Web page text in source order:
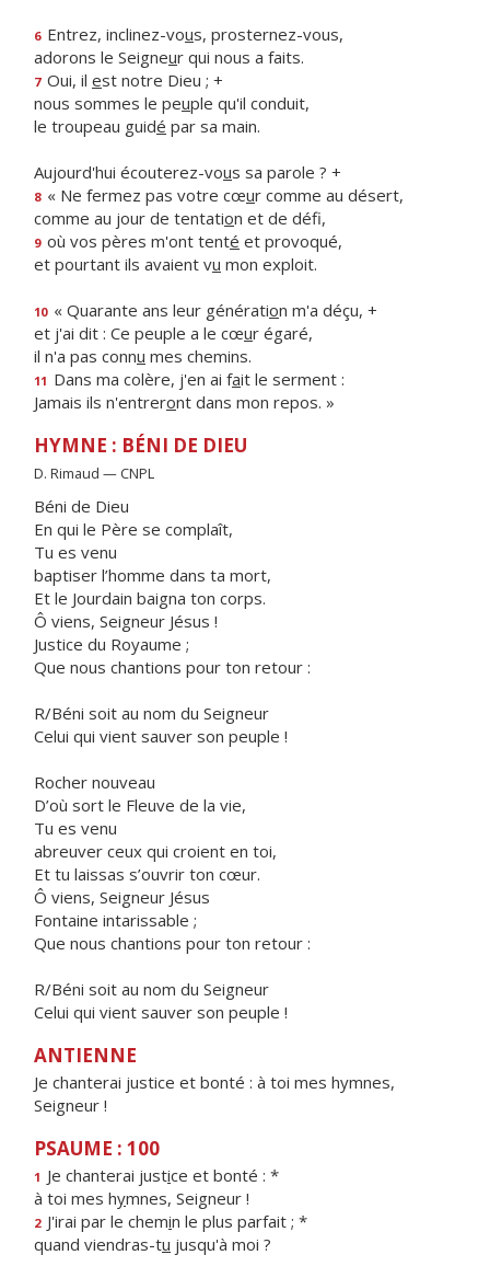
6 Entrez, inclinez-vous, prosternez-vous,
adorons le Seigneur qui nous a faits.
7 Oui, il est notre Dieu ; +
nous sommes le peuple qu'il conduit,
le troupeau guidé par sa main.
Aujourd'hui écouterez-vous sa parole ? +
8 « Ne fermez pas votre cœur comme au désert,
comme au jour de tentation et de défi,
9 où vos pères m'ont tenté et provoqué,
et pourtant ils avaient vu mon exploit.
10 « Quarante ans leur génération m'a déçu, +
et j'ai dit : Ce peuple a le cœur égaré,
il n'a pas connu mes chemins.
11 Dans ma colère, j'en ai fait le serment :
Jamais ils n'entreront dans mon repos. »
HYMNE : BÉNI DE DIEU
D. Rimaud — CNPL
Béni de Dieu
En qui le Père se complaît,
Tu es venu
baptiser l’homme dans ta mort,
Et le Jourdain baigna ton corps.
Ô viens, Seigneur Jésus !
Justice du Royaume ;
Que nous chantions pour ton retour :
R/Béni soit au nom du Seigneur
Celui qui vient sauver son peuple !
Rocher nouveau
D’où sort le Fleuve de la vie,
Tu es venu
abreuver ceux qui croient en toi,
Et tu laissas s’ouvrir ton cœur.
Ô viens, Seigneur Jésus
Fontaine intarissable ;
Que nous chantions pour ton retour :
R/Béni soit au nom du Seigneur
Celui qui vient sauver son peuple !
ANTIENNE
Je chanterai justice et bonté : à toi mes hymnes,
Seigneur !
PSAUME : 100
1 Je chanterai justice et bonté : *
à toi mes hymnes, Seigneur !
2 J'irai par le chemin le plus parfait ; *
quand viendras-tu jusqu'à moi ?